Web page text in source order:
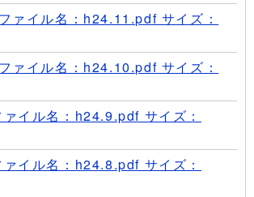
ァイル名：h24.11.pdf サイズ：
ァイル名：h24.10.pdf サイズ：
イル名：h24.9.pdf サイズ：
イル名：h24.8.pdf サイズ：